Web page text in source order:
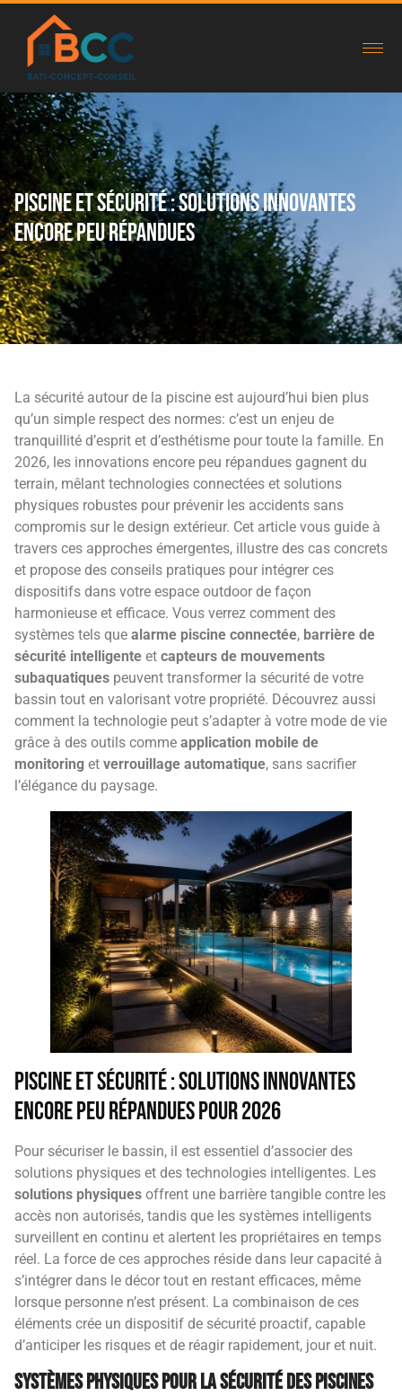
Piscine et sécurité : solutions innovantes
encore peu répandues
La sécurité autour de la piscine est aujourd’hui bien plus
qu’un simple respect des normes: c’est un enjeu de
tranquillité d’esprit et d’esthétisme pour toute la famille. En
2026, les innovations encore peu répandues gagnent du
terrain, mêlant technologies connectées et solutions
physiques robustes pour prévenir les accidents sans
compromis sur le design extérieur. Cet article vous guide à
travers ces approches émergentes, illustre des cas concrets
et propose des conseils pratiques pour intégrer ces
dispositifs dans votre espace outdoor de façon
harmonieuse et efficace. Vous verrez comment des
systèmes tels que alarme piscine connectée, barrière de
sécurité intelligente et capteurs de mouvements
subaquatiques peuvent transformer la sécurité de votre
bassin tout en valorisant votre propriété. Découvrez aussi
comment la technologie peut s’adapter à votre mode de vie
grâce à des outils comme application mobile de
monitoring et verrouillage automatique, sans sacrifier
l’élégance du paysage.
Piscine et sécurité : solutions innovantes
encore peu répandues pour 2026
Pour sécuriser le bassin, il est essentiel d’associer des
solutions physiques et des technologies intelligentes. Les
solutions physiques offrent une barrière tangible contre les
accès non autorisés, tandis que les systèmes intelligents
surveillent en continu et alertent les propriétaires en temps
réel. La force de ces approches réside dans leur capacité à
s’intégrer dans le décor tout en restant efficaces, même
lorsque personne n’est présent. La combinaison de ces
éléments crée un dispositif de sécurité proactif, capable
d’anticiper les risques et de réagir rapidement, jour et nuit.
Systèmes physiques pour la sécurité des piscines